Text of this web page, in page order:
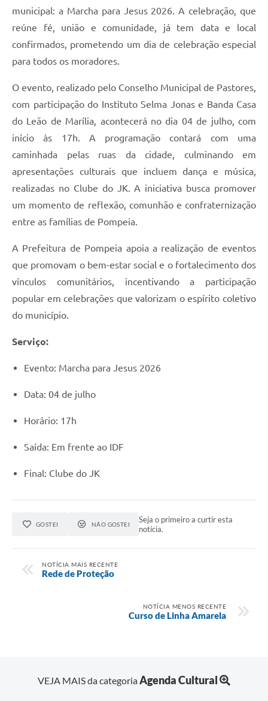
municipal: a Marcha para Jesus 2026. A celebração, que
reúne fé, união e comunidade, já tem data e local
confirmados, prometendo um dia de celebração especial
para todos os moradores.
O evento, realizado pelo Conselho Municipal de Pastores,
com participação do Instituto Selma Jonas e Banda Casa
do Leão de Marília, acontecerá no dia 04 de julho, com
início às 17h. A programação contará com uma
caminhada pelas ruas da cidade, culminando em
apresentações culturais que incluem dança e música,
realizadas no Clube do JK. A iniciativa busca promover
um momento de reflexão, comunhão e confraternização
entre as famílias de Pompeia.
A Prefeitura de Pompeia apoia a realização de eventos
que promovam o bem-estar social e o fortalecimento dos
vínculos comunitários, incentivando a participação
popular em celebrações que valorizam o espírito coletivo
do município.
Serviço:
Evento: Marcha para Jesus 2026
Data: 04 de julho
Horário: 17h
Saída: Em frente ao IDF
Final: Clube do JK
GOSTEI NÃO GOSTEI
Seja o primeiro a curtir esta
notícia.
NOTÍCIA MAIS RECENTE
Rede de Proteção
NOTÍCIA MENOS RECENTE
Curso de Linha Amarela
VEJA MAIS da categoriaAgenda Cultural